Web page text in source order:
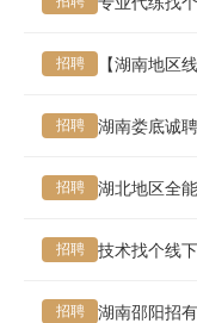
招聘 【湖南地区
招聘 湖南娄底诚
招聘 湖北地区全
招聘 技术找个线
招聘 湖南邵阳招